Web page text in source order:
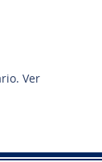
Ver